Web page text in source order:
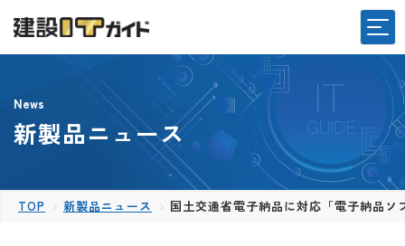
News
新製品ニュース
TOP 新製品ニュース 国土交通省電子納品に対応「電子納品